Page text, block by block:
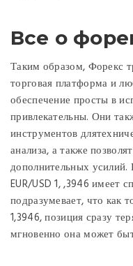
Все о
Таким образом, Форекс
торговая платформа и
обеспечение просты в
привлекательны. Они
инструментов
анализа, а также
дополнительных усилий.
EUR/USD 1, ,3946 имеет
подразумевает, что как
1,3946, позиция сразу
мгновенно она может